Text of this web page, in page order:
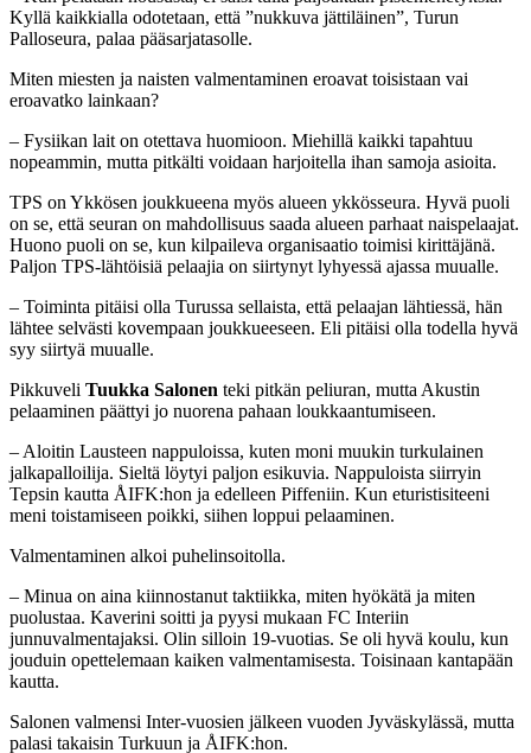
Kyllä kaikkialla odotetaan, että ”nukkuva jättiläinen”, Turun
Palloseura, palaa pääsarjatasolle.
Miten miesten ja naisten valmentaminen eroavat toisistaan vai
eroavatko lainkaan?
– Fysiikan lait on otettava huomioon. Miehillä kaikki tapahtuu
nopeammin, mutta pitkälti voidaan harjoitella ihan samoja asioita.
TPS on Ykkösen joukkueena myös alueen ykkösseura. Hyvä puoli
on se, että seuran on mahdollisuus saada alueen parhaat naispelaajat.
Huono puoli on se, kun kilpaileva organisaatio toimisi kirittäjänä.
Paljon TPS-lähtöisiä pelaajia on siirtynyt lyhyessä ajassa muualle.
– Toiminta pitäisi olla Turussa sellaista, että pelaajan lähtiessä, hän
lähtee selvästi kovempaan joukkueeseen. Eli pitäisi olla todella hyvä
syy siirtyä muualle.
Pikkuveli Tuukka Salonen teki pitkän peliuran, mutta Akustin
pelaaminen päättyi jo nuorena pahaan loukkaantumiseen.
– Aloitin Lausteen nappuloissa, kuten moni muukin turkulainen
jalkapalloilija. Sieltä löytyi paljon esikuvia. Nappuloista siirryin
Tepsin kautta ÅIFK:hon ja edelleen Piffeniin. Kun eturistisiteeni
meni toistamiseen poikki, siihen loppui pelaaminen.
Valmentaminen alkoi puhelinsoitolla.
– Minua on aina kiinnostanut taktiikka, miten hyökätä ja miten
puolustaa. Kaverini soitti ja pyysi mukaan FC Interiin
junnuvalmentajaksi. Olin silloin 19-vuotias. Se oli hyvä koulu, kun
jouduin opettelemaan kaiken valmentamisesta. Toisinaan kantapään
kautta.
Salonen valmensi Inter-vuosien jälkeen vuoden Jyväskylässä, mutta
palasi takaisin Turkuun ja ÅIFK:hon.